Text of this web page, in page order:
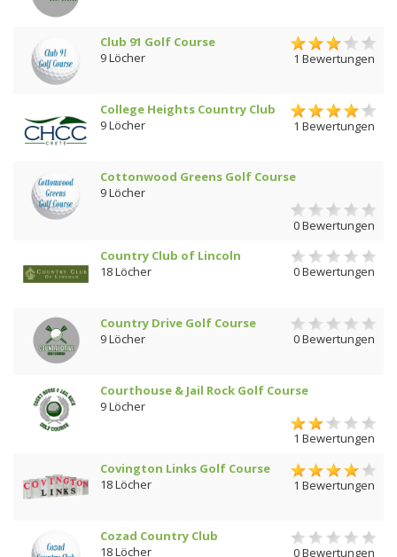
Club 91 Golf Course
9 Löcher
1 Bewertungen
College Heights Country Club
9 Löcher
1 Bewertungen
Cottonwood Greens Golf Course
9 Löcher
0 Bewertungen
Country Club of Lincoln
18 Löcher
0 Bewertungen
Country Drive Golf Course
9 Löcher
0 Bewertungen
Courthouse & Jail Rock Golf Course
9 Löcher
1 Bewertungen
Covington Links Golf Course
18 Löcher
1 Bewertungen
Cozad Country Club
18 Löcher
0 Bewertungen